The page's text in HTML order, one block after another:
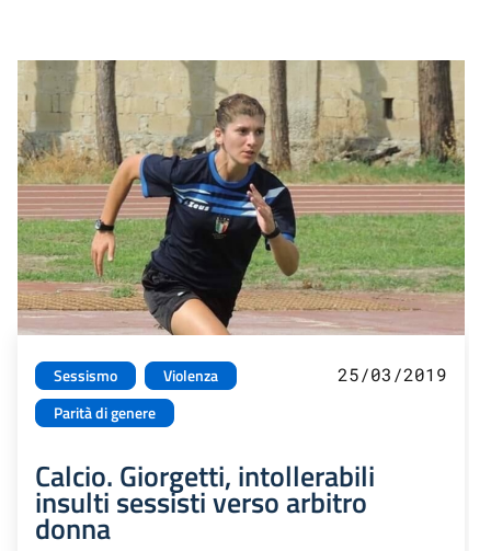
Sessismo
Violenza
Parità di genere
25/03/2019
Calcio. Giorgetti, intollerabili
insulti sessisti verso arbitro
donna